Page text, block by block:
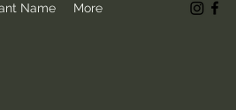
Name More